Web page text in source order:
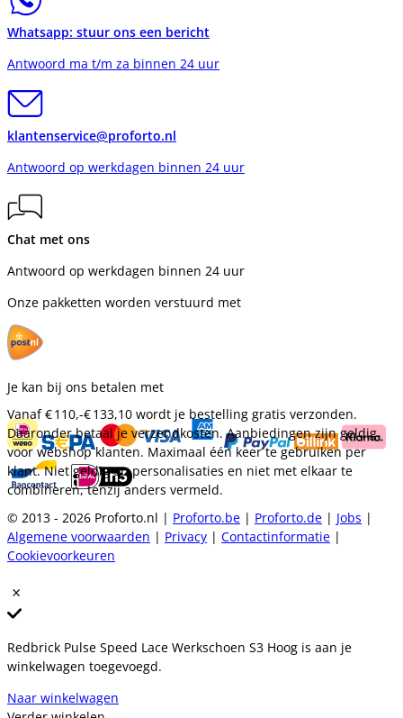
Whatsapp: stuur ons een bericht
Antwoord ma t/m za binnen 24 uur
klantenservice@proforto.nl
Antwoord op werkdagen binnen 24 uur
Chat met ons
Antwoord op werkdagen binnen 24 uur
Onze pakketten worden verstuurd met
Je kan bij ons betalen met
Vanaf€ 110,-€ 133,10 wordt je bestelling gratis verzonden.
Daaronder betaal je verzendkosten. Aanbiedingen zijn geldig
voor webshop klanten. Maximaal één keer te gebruiken per
klant. Niet geldig op personalisaties en niet met elkaar te
combineren, tenzij anders vermeld.
© 2013 - 2026 Proforto.nl | Proforto.be | Proforto.de | Jobs |
Algemene voorwaarden | Privacy | Contactinformatie |
Cookievoorkeuren
Redbrick Pulse Speed Lace Werkschoen S3 Hoog is aan je
winkelwagen toegevoegd.
Naar winkelwagen